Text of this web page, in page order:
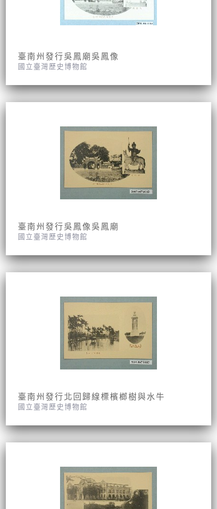
臺南州發行吳鳳廟吳鳳像
國立臺灣歷史博物館
臺南州發行吳鳳像吳鳳廟
國立臺灣歷史博物館
臺南州發行北回歸線標檳榔樹與水牛
國立臺灣歷史博物館